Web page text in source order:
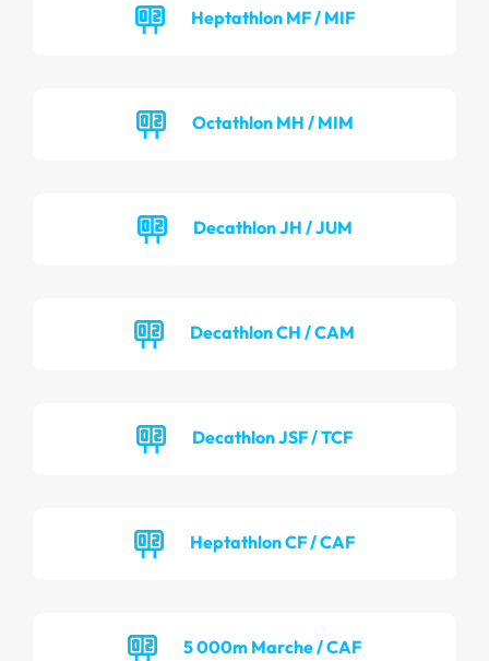
Heptathlon MF / MIF
Octathlon MH / MIM
Decathlon JH / JUM
Decathlon CH / CAM
Decathlon JSF / TCF
Heptathlon CF / CAF
5 000m Marche / CAF